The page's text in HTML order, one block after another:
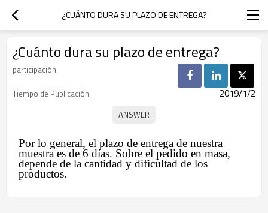
¿CUÁNTO DURA SU PLAZO DE ENTREGA?
¿Cuánto dura su plazo de entrega?
participación
Tiempo de Publicación
2019/1/2
Por lo general, el plazo de entrega de nuestra
muestra es de 6 días. Sobre el pedido en masa,
depende de la cantidad y dificultad de los
productos.